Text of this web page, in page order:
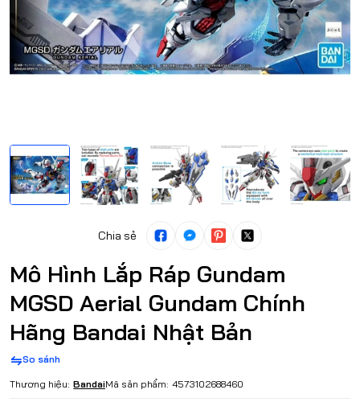
Chia sẻ
Mô Hình Lắp Ráp Gundam
MGSD Aerial Gundam Chính
Hãng Bandai Nhật Bản
So sánh
Thương hiệu: BandaiMã sản phẩm: 4573102688460